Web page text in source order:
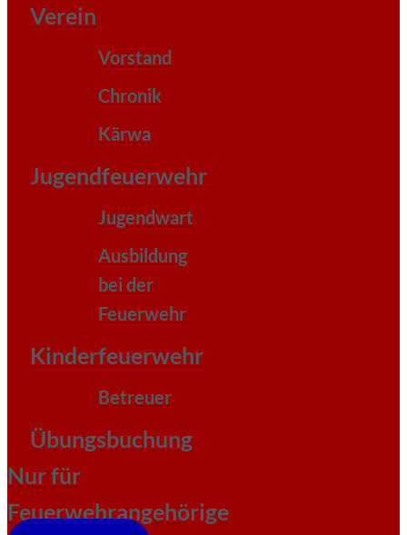
Verein
Vorstand
Chronik
Kärwa
Jugendfeuerwehr
Jugendwart
Ausbildung
bei der
Feuerwehr
Kinderfeuerwehr
Betreuer
Übungsbuchung
Nur für
Feuerwehrangehörige